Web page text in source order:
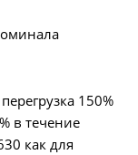
150%
в течение
как для